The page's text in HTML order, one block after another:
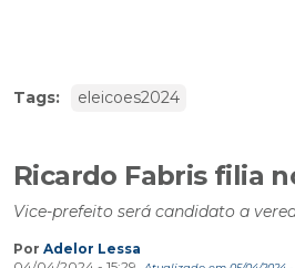
Tags: eleicoes2024
Ricardo Fabris filia
Vice-prefeito será candidato a
Por Adelor Lessa